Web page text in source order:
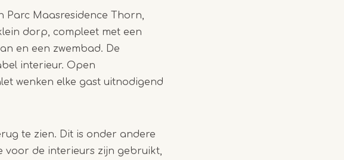
Parc Maasresidence Thorn,
dorp, compleet met een
en een zwembad. De
interieur. Open
wenken elke gast uitnodigend
te zien. Dit is onder andere
voor de interieurs zijn gebruikt,